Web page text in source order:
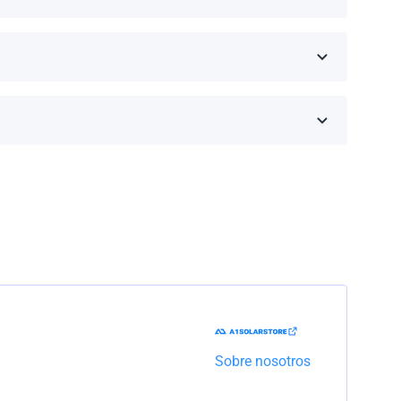
Sobre nosotros